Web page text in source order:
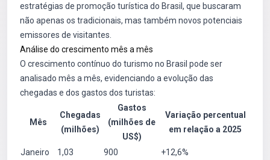
estratégias de promoção turística do Brasil, que buscaram
não apenas os tradicionais, mas também novos potenciais
emissores de visitantes.
Análise do crescimento mês a mês
O crescimento contínuo do turismo no Brasil pode ser
analisado mês a mês, evidenciando a evolução das
chegadas e dos gastos dos turistas:
Mês
Chegadas
(milhões)
Gastos
(milhões de
US$)
Variação percentual
em relação a 2025
Janeiro 1,03 900
+12,6%